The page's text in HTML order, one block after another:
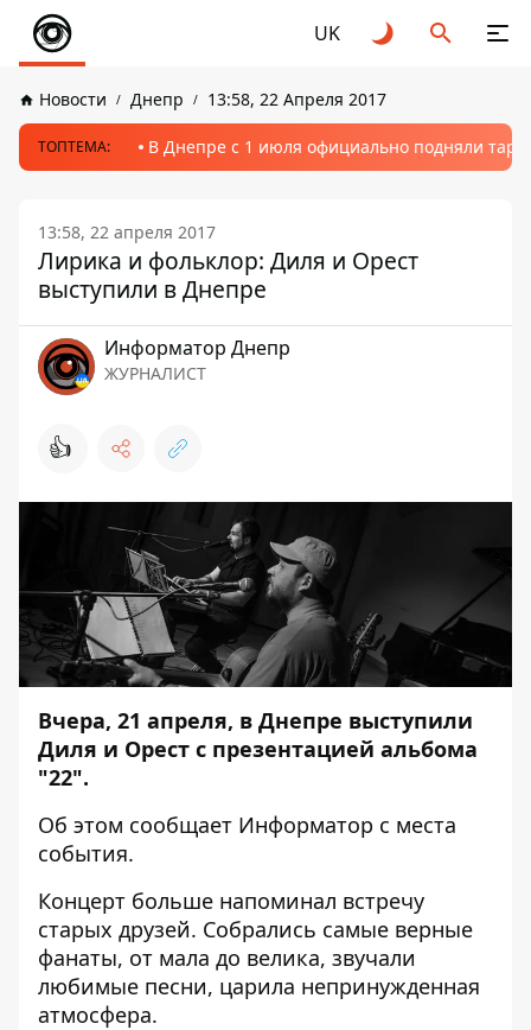
UK
Новости Днепр 13:58, 22 Апреля 2017
ТОПТЕМА: В Днепре с 1 июля официально подняли
13:58, 22 апреля 2017
Лирика и фольклор: Диля и Орест
выступили в Днепре
Информатор Днепр
ЖУРНАЛИСТ
👍
Вчера, 21 апреля, в Днепре выступили
Диля и Орест с презентацией альбома
"22".
Об этом сообщает Информатор с места
события.
Концерт больше напоминал встречу
старых друзей. Собрались самые верные
фанаты, от мала до велика, звучали
любимые песни, царила непринужденная
атмосфера.